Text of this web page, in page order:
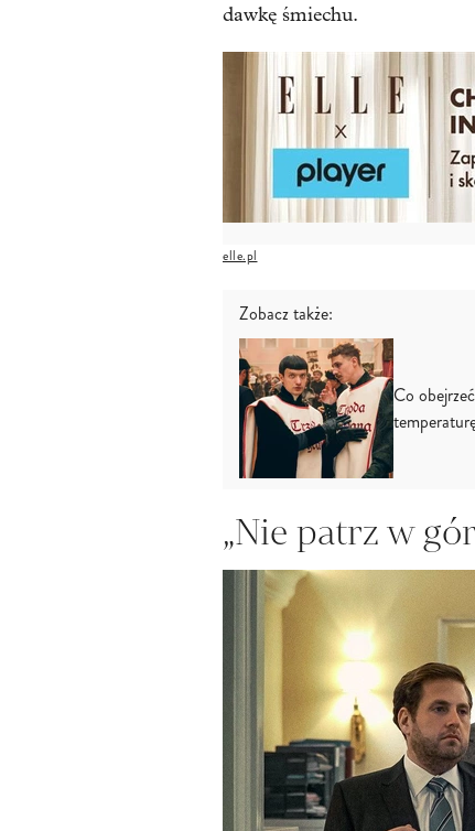
dawkę śmiechu.
elle.pl
Zobacz także:
Co
„Nie patrz w